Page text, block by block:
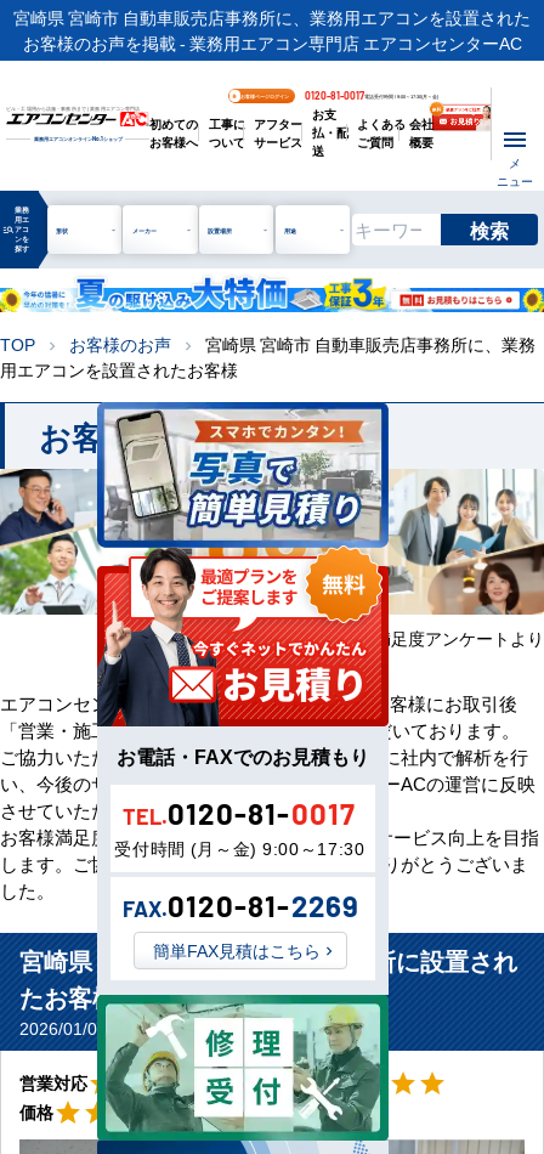
宮崎県 宮崎市 自動車販売店事務所に、業務用エアコンを設置された
お客様のお声を掲載 - 業務用エアコン専門店 エアコンセンターAC
ビル・工場用から店舗・事務所まで | 業務用エアコン専門店
業務用エアコンオンラインNo.1ショップ
お客様ページログイン 0120-81-0017電話受付時間 / 9:00～17:30(月～金)
初めての
お客様へ
工事に
ついて
アフター
サービス
お支
払・配
送
よくある
ご質問
会社
概要
メ
ニュー
manage_search
業務
用エ
アコ
ンを
探す
形状 メーカー 設置場所 用途 検索
TOP chevron_right お客様のお声 chevron_right
宮崎県 宮崎市 自動車販売店事務所に、業務
用エアコンを設置されたお客様
お客様のお声
2025年08月～2026年07月 お客様満足度アンケートより
エアコンセンターACをご利用いただきましたお客様にお取引後
「営業・施工・価格」の3方面から評価をいただいております。
ご協力いただいたアンケート評価・ご意見を元に社内で解析を行
い、今後のサービス向上のためエアコンセンターACの運営に反映
させていただきます。
お客様満足度100％の評価をいただけるよう、サービス向上を目指
します。ご協力いただきましたお客様、誠にありがとうございま
した。
宮崎県 宮崎市 自動車販売店事務所に設置され
たお客様より
2026/01/02(Fri) No.11459
営業対応 星5
star starstarstar star 工事対応 星5
starstarstar starstar
価格 星4
starstarstarstarstar_border
お電話・FAXでのお見積もり
TEL.0120-81-0017
受付時間 (月～金) 9:00～17:30
FAX.0120-81-2269
簡単FAX見積はこちら